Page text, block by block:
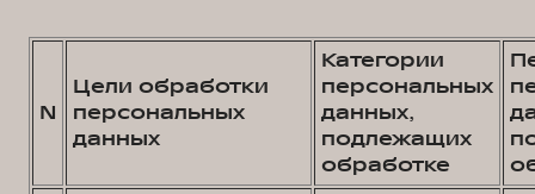
N
Цели обработки
персональных
данных
Категории
персональных
данных,
подлежащих
обработке